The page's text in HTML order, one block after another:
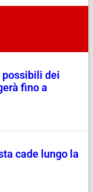
possibili dei
fino a
cade lungo la